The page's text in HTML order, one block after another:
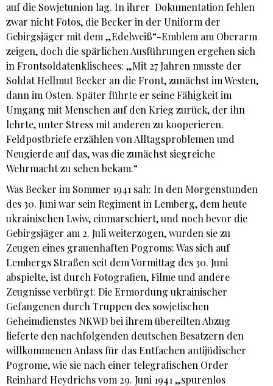
auf die Sowjetunion lag. In ihrer Dokumentation fehlen
zwar nicht Fotos, die Becker in der Uniform der
Gebirgsjäger mit dem „Edelweiß“-Emblem am Oberarm
zeigen, doch die spärlichen Ausführungen ergehen sich
in Frontsoldatenklischees: „Mit 27 Jahren musste der
Soldat Hellmut Becker an die Front, zunächst im Westen,
dann im Osten. Später führte er seine Fähigkeit im
Umgang mit Menschen auf den Krieg zurück, der ihn
lehrte, unter Stress mit anderen zu kooperieren.
Feldpostbriefe erzählen von Alltagsproblemen und
Neugierde auf das, was die zunächst siegreiche
Wehrmacht zu sehen bekam.“
Was Becker im Sommer 1941 sah: In den Morgenstunden
des 30. Juni war sein Regiment in Lemberg, dem heute
ukrainischen Lwiw, einmarschiert, und noch bevor die
Gebirgsjäger am 2. Juli weiterzogen, wurden sie zu
Zeugen eines grauenhaften Pogroms: Was sich auf
Lembergs Straßen seit dem Vormittag des 30. Juni
abspielte, ist durch Fotografien, Filme und andere
Zeugnisse verbürgt: Die Ermordung ukrainischer
Gefangenen durch Truppen des sowjetischen
Geheimdienstes NKWD bei ihrem übereilten Abzug
lieferte den nachfolgenden deutschen Besatzern den
willkommenen Anlass für das Entfachen antijüdischer
Pogrome, wie sie nach einer telegrafischen Order
Reinhard Heydrichs vom 29. Juni 1941 „spurenlos